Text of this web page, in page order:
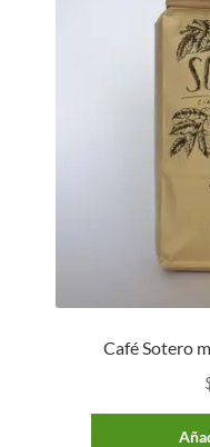
Café Sotero